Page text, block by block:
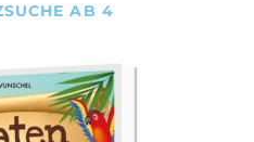
AB 4